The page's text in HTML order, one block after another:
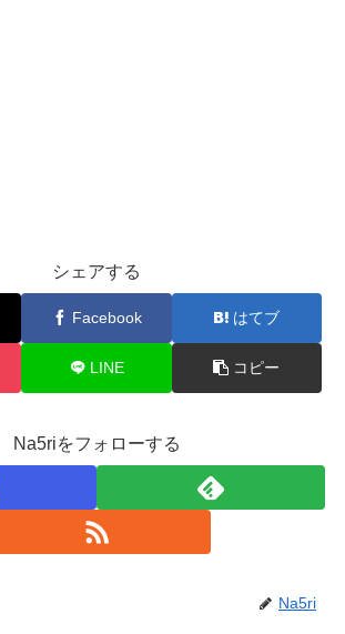
シェアする
Facebook はてブ
LINE コピー
Na5riをフォローする
Na5ri